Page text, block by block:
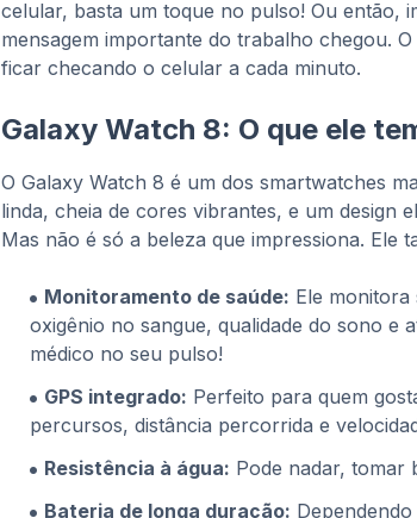
celular, basta um toque no pulso! Ou então,
mensagem importante do trabalho chegou.
ficar checando o celular a cada minuto.
Galaxy Watch 8: O que ele
O Galaxy Watch 8 é um dos smartwatches
linda, cheia de cores vibrantes, e um design
Mas não é só a beleza que impressiona. Ele
Monitoramento de saúde: Ele monitora
oxigênio no sangue, qualidade do sono e
médico no seu pulso!
GPS integrado: Perfeito para quem
percursos, distância percorrida e
Resistência à água: Pode nadar, tomar
Bateria de longa duração: